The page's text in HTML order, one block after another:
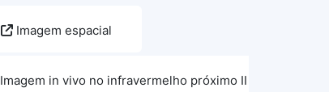
Imagem espacial
Imagem in vivo no infravermelho próximo II (sNIRII)